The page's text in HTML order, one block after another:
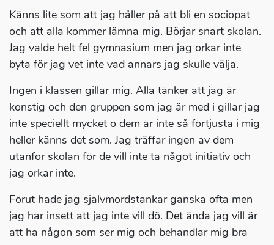
Känns lite som att jag håller på att bli en sociopat
och att alla kommer lämna mig. Börjar snart skolan.
Jag valde helt fel gymnasium men jag orkar inte
byta för jag vet inte vad annars jag skulle välja.
Ingen i klassen gillar mig. Alla tänker att jag är
konstig och den gruppen som jag är med i gillar jag
inte speciellt mycket o dem är inte så förtjusta i mig
heller känns det som. Jag träffar ingen av dem
utanför skolan för de vill inte ta något initiativ och
jag orkar inte.
Förut hade jag självmordstankar ganska ofta men
jag har insett att jag inte vill dö. Det ända jag vill är
att ha någon som ser mig och behandlar mig bra